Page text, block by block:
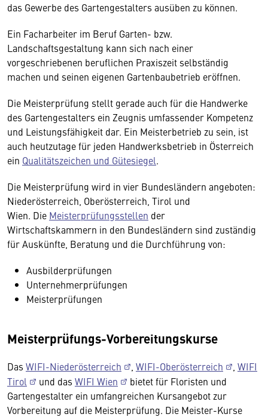
das Gewerbe des Gartengestalters ausüben zu können.
Ein Facharbeiter im Beruf Garten- bzw.
Landschaftsgestaltung kann sich nach einer
vorgeschriebenen beruflichen Praxiszeit selbständig
machen und seinen eigenen Gartenbaubetrieb eröffnen.
Die Meisterprüfung stellt gerade auch für die Handwerke
des Gartengestalters ein Zeugnis umfassender Kompetenz
und Leistungsfähigkeit dar. Ein Meisterbetrieb zu sein, ist
auch heutzutage für jeden Handwerksbetrieb in Österreich
ein Qualitätszeichen und Gütesiegel.
Die Meisterprüfung wird in vier Bundesländern angeboten:
Niederösterreich, Oberösterreich, Tirol und
Wien. Die Meisterprüfungsstellen der
Wirtschaftskammern in den Bundesländern sind zuständig
für Auskünfte, Beratung und die Durchführung von:
Ausbilderprüfungen
Unternehmerprüfungen
Meisterprüfungen
Meisterprüfungs-Vorbereitungskurse
Das WIFI-Niederösterreich WIFI-Oberösterreich
WIFI
Tirol
und das WIFI Wien
bietet für Floristen und
Gartengestalter ein umfangreichen Kursangebot zur
Vorbereitung auf die Meisterprüfung. Die Meister-Kurse